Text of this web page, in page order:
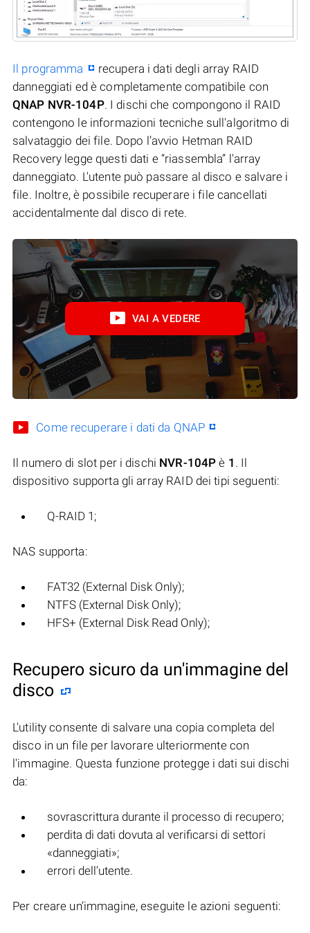
Il programma
recupera i dati degli array RAID
danneggiati ed è completamente compatibile con
QNAP NVR-104P. I dischi che compongono il RAID
contengono le informazioni tecniche sull'algoritmo di
salvataggio dei file. Dopo l’avvio Hetman RAID
Recovery legge questi dati e “riassembla” l'array
danneggiato. L'utente può passare al disco e salvare i
file. Inoltre, è possibile recuperare i file cancellati
accidentalmente dal disco di rete.
VAI A VEDERE
Come recuperare i dati da QNAP
Il numero di slot per i dischi NVR-104P è 1 . Il
dispositivo supporta gli array RAID dei tipi seguenti:
Q-RAID 1;
NAS supporta:
FAT32 (External Disk Only);
NTFS (External Disk Only);
HFS+ (External Disk Read Only);
Recupero sicuro da un'immagine del
disco
L'utility consente di salvare una copia completa del
disco in un file per lavorare ulteriormente con
l'immagine. Questa funzione protegge i dati sui dischi
da:
sovrascrittura durante il processo di recupero;
perdita di dati dovuta al verificarsi di settori
«danneggiati»;
errori dell’utente.
Per creare un’immagine, eseguite le azioni seguenti: